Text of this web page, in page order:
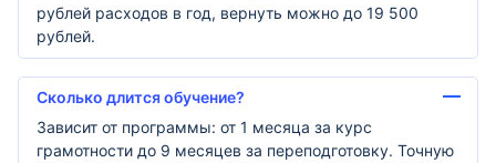
рублей расходов в год, вернуть можно до 19 500
рублей.
Сколько длится обучение?
Зависит от программы: от 1 месяца за курс
грамотности до 9 месяцев за переподготовку. Точную